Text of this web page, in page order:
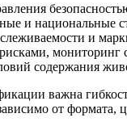
и национальные
и
мониторинг
содержания
важна
от формата,